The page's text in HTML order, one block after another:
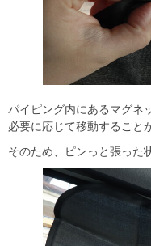
パイピング内にあるマグネ
必要に応じて移動すること
そのため、ピンっと張った